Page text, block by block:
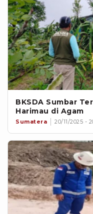
BKSDA Sumbar
Harimau di Agam
Sumatera 20/11/2025 -